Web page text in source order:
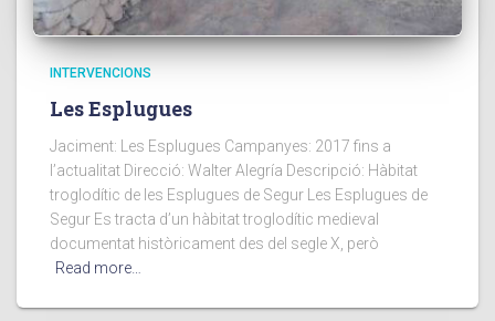
INTERVENCIONS
Les Esplugues
Jaciment: Les Esplugues Campanyes: 2017 fins a
l’actualitat Direcció: Walter Alegría Descripció: Hàbitat
troglodític de les Esplugues de Segur Les Esplugues de
Segur Es tracta d’un hàbitat troglodític medieval
documentat històricament des del segle X, però
Read more…